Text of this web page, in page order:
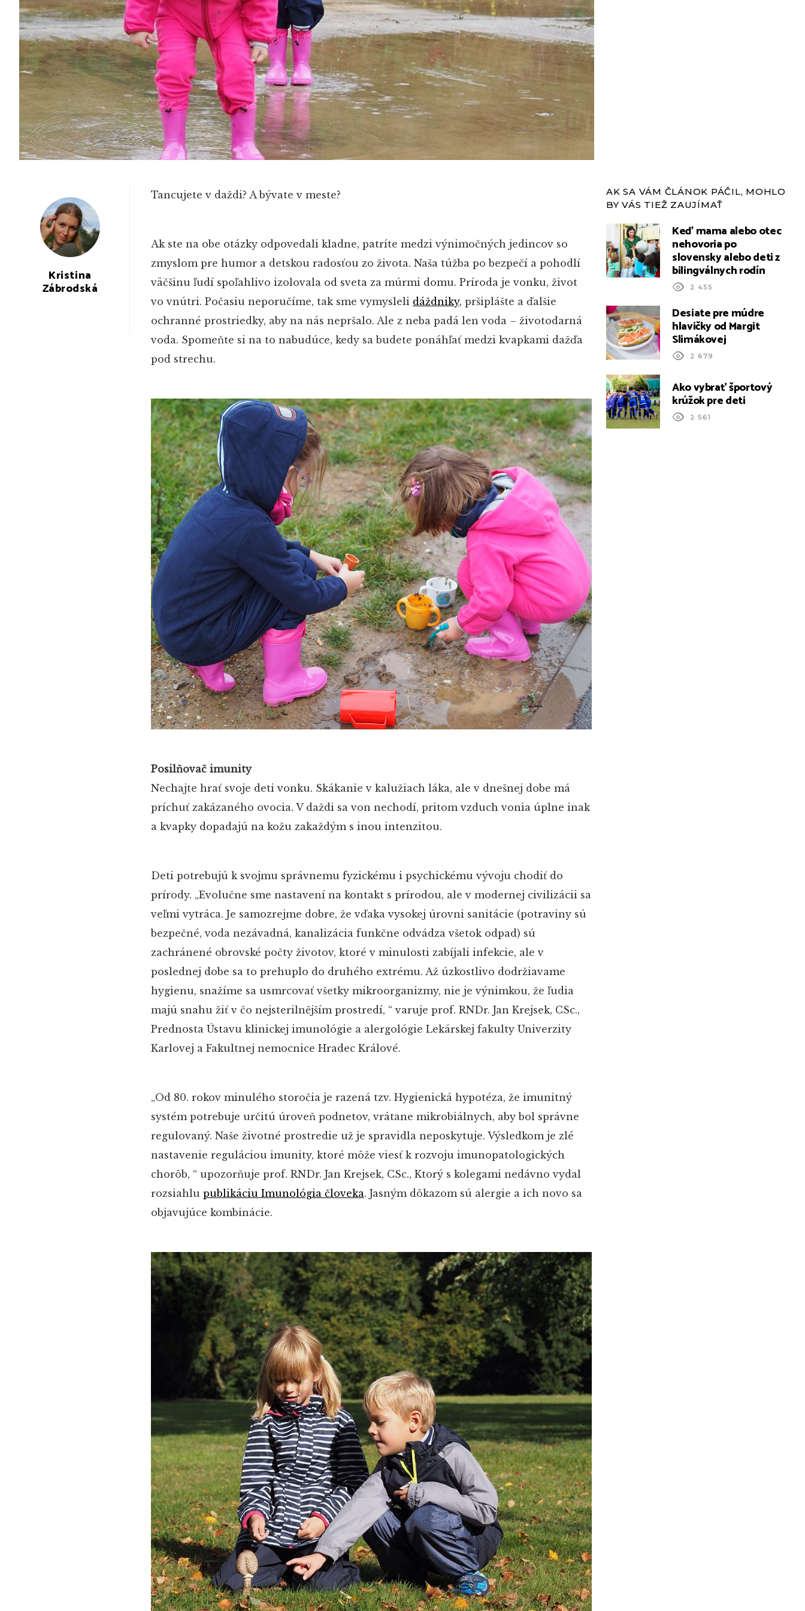
Kristina
Zábrodská
Tancujete v daždi? A bývate v meste?
Ak ste na obe otázky odpovedali kladne, patríte medzi výnimočných jedincov so
zmyslom pre humor a detskou radosťou zo života. Naša túžba po bezpečí a pohodlí
väčšinu ľudí spoľahlivo izolovala od sveta za múrmi domu. Príroda je vonku, život
vo vnútri. Počasiu neporučíme, tak sme vymysleli dáždniky, pršiplášte a ďalšie
ochranné prostriedky, aby na nás nepršalo. Ale z neba padá len voda – životodarná
voda. Spomeňte si na to nabudúce, kedy sa budete ponáhľať medzi kvapkami dažďa
pod strechu.
Posilňovač imunity
Nechajte hrať svoje deti vonku. Skákanie v kalužiach láka, ale v dnešnej dobe má
príchuť zakázaného ovocia. V daždi sa von nechodí, pritom vzduch vonia úplne inak
a kvapky dopadajú na kožu zakaždým s inou intenzitou.
Deti potrebujú k svojmu správnemu fyzickému i psychickému vývoju chodiť do
prírody. „Evolučne sme nastavení na kontakt s prírodou, ale v modernej civilizácii sa
veľmi vytráca. Je samozrejme dobre, že vďaka vysokej úrovni sanitácie (potraviny sú
bezpečné, voda nezávadná, kanalizácia funkčne odvádza všetok odpad) sú
zachránené obrovské počty životov, ktoré v minulosti zabíjali infekcie, ale v
poslednej dobe sa to prehuplo do druhého extrému. Až úzkostlivo dodržiavame
hygienu, snažíme sa usmrcovať všetky mikroorganizmy, nie je výnimkou, že ľudia
majú snahu žiť v čo nejsterilnějším prostredí, “ varuje prof. RNDr. Jan Krejsek, CSc.,
Prednosta Ústavu klinickej imunológie a alergológie Lekárskej fakulty Univerzity
Karlovej a Fakultnej nemocnice Hradec Králové.
„Od 80. rokov minulého storočia je razená tzv. Hygienická hypotéza, že imunitný
systém potrebuje určitú úroveň podnetov, vrátane mikrobiálnych, aby bol správne
regulovaný. Naše životné prostredie už je spravidla neposkytuje. Výsledkom je zlé
nastavenie reguláciou imunity, ktoré môže viesť k rozvoju imunopatologických
chorôb, “ upozorňuje prof. RNDr. Jan Krejsek, CSc., Ktorý s kolegami nedávno vydal
rozsiahlu publikáciu Imunológia človeka. Jasným dôkazom sú alergie a ich novo sa
objavujúce kombinácie.
AK SA VÁM ČLÁNOK PÁČIL, MOHLO
BY VÁS TIEŽ ZAUJÍMAŤ
Keď mama alebo otec
nehovoria po
slovensky alebo deti z
bilingválnych rodín
2 455
Desiate pre múdre
hlavičky od Margit
Slimákovej
2 679
Ako vybrať športový
krúžok pre deti
2 561